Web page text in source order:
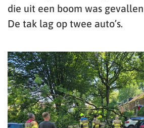
die uit een boom was
De tak lag op twee auto’s.